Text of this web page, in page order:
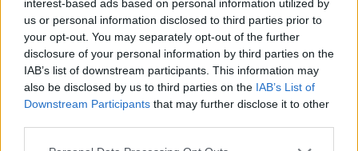
interest-based ads based on personal information utilized by
us or personal information disclosed to third parties prior to
your opt-out. You may separately opt-out of the further
disclosure of your personal information by third parties on the
IAB’s list of downstream participants. This information may
also be disclosed by us to third parties on the IAB’s List of
Downstream Participants that may further disclose it to other
Please note that this website/app uses one or more Google
PIC.TWITTER.COM/Y4ZWJVZVKU
— MOTOGP™🏁 (@MOTOGP)
SEPTEMBER 25, 2022
Miller előnye az élen már 4 és fél másodpercre nőtt.